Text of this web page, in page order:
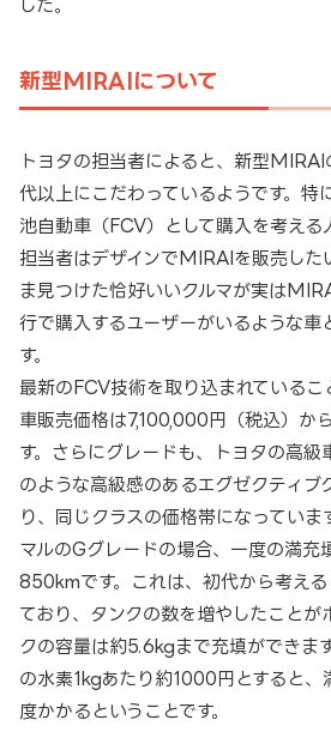
した。
新型MIRAIについて
トヨタの担当者によると、新型MIRAI
代以上にこだわっているようです。
池自動車（FCV）として購入を考える
担当者はデザインでMIRAIを販売した
ま見つけた恰好いいクルマが実は
行で購入するユーザーがいるような車
す。
最新のFCV技術を取り込まれている
車販売価格は7,100,000円（税込）か
す。さらにグレードも、トヨタの高級
のような高級感のあるエグゼクティブ
り、同じクラスの価格帯になっていま
マルのGグレードの場合、一度の満充
850kmです。これは、初代から考え
ており、タンクの数を増やしたことが
クの容量は約5.6kgまで充填ができま
の水素1kgあたり約1000円とすると
度かかるということです。